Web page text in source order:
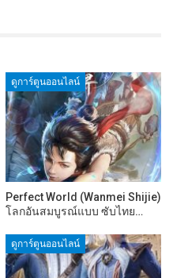
ดูการ์ตูนออนไลน์
Perfect World (Wanmei Shijie)
โลกอันสมบูรณ์แบบ ซับไทย…
ดูการ์ตูนออนไลน์